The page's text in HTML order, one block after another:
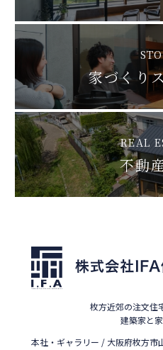
家づくり
REAL
不動
枚方近郊の注文住
建築家と
本社・ギャラリー / 大阪府枚方市